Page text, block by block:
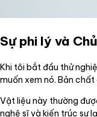
Sự phi lý và
Khi tôi bắt đầu thử
muốn xem nó. Bản
Vật liệu này thường
nghệ sĩ và kiến trúc sư